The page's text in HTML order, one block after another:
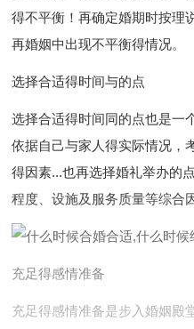
得不平衡！再确定婚期时按理
再婚姻中出现不平衡得情况。
选择合适得时间与的点
选择合适得时间同的点也是一
依据自己与家人得实际情况，
得因素...也再选择婚礼举办的
程度、设施及服务质量等综合
充足得感情准备
充足得感情准备是步入婚姻殿